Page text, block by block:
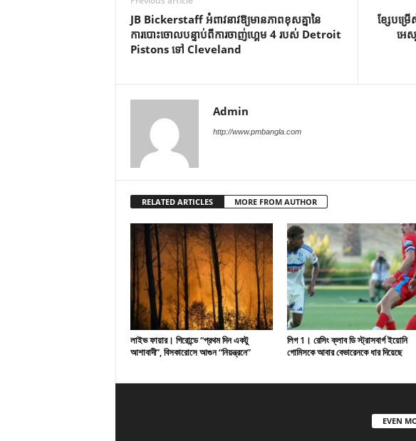
JB Bickerstaff អំពាវនាវឱ្យមានភាពខុសគ្នានៃ
ការបោះចោលបន្ទាប់ពីការចាញ់ហ្គេម 4 របស់ Detroit
Pistons ទៅ Cleveland
ខ្សែ​បម្រ
អេ
Admin
http://www.pmbangla.com
RELATED ARTICLES MORE FROM AUTHOR
লাইভ ফায়ার। গিরোন্ডে “প্রথম দিন একটু
আশাবাদী”, বিসকারোসে আগুন “নিয়ন্ত্রনে”
লিগ 1। রেসিং ক্লাব ডি স্ট্রাসবার্গ ইয়োনি
গোমিসকে আবার বেভারেনকে ধার দিয়েছে
EVEN